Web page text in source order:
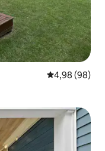
Évaluation
4,98 (98)